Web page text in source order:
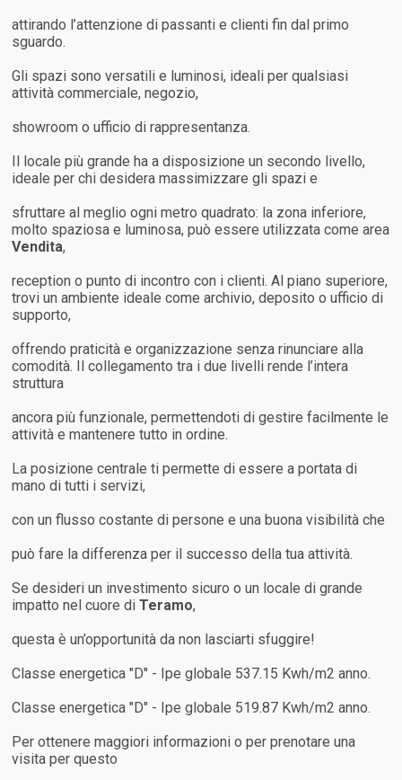
attirando l’attenzione di passanti e clienti fin dal primo
sguardo.
Gli spazi sono versatili e luminosi, ideali per qualsiasi
attività commerciale, negozio,
showroom o ufficio di rappresentanza.
Il locale più grande ha a disposizione un secondo livello,
ideale per chi desidera massimizzare gli spazi e
sfruttare al meglio ogni metro quadrato: la zona inferiore,
molto spaziosa e luminosa, può essere utilizzata come area
Vendita,
reception o punto di incontro con i clienti. Al piano superiore,
trovi un ambiente ideale come archivio, deposito o ufficio di
supporto,
offrendo praticità e organizzazione senza rinunciare alla
comodità. Il collegamento tra i due livelli rende l’intera
struttura
ancora più funzionale, permettendoti di gestire facilmente le
attività e mantenere tutto in ordine.
La posizione centrale ti permette di essere a portata di
mano di tutti i servizi,
con un flusso costante di persone e una buona visibilità che
può fare la differenza per il successo della tua attività.
Se desideri un investimento sicuro o un locale di grande
impatto nel cuore diTeramo,
questa è un’opportunità da non lasciarti sfuggire!
Classe energetica "D" - Ipe globale 537.15 Kwh/m2 anno.
Classe energetica "D" - Ipe globale 519.87 Kwh/m2 anno.
Per ottenere maggiori informazioni o per prenotare una
visita per questo